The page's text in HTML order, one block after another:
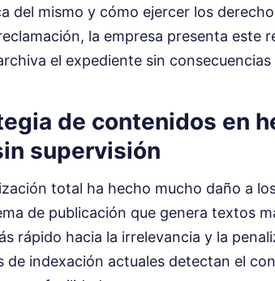
del mismo y cómo ejercer los
la empresa presenta este
el expediente sin
de contenidos en
supervisión
total ha hecho mucho daño a
de publicación que genera textos
rápido hacia la irrelevancia y la
de indexación actuales detectan el